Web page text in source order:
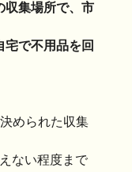
収集場所で、市
で不用品を回
決められた収集
ない程度まで